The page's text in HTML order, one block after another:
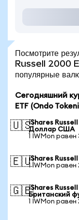
Посмотрите
Russell 2000
популярные
Сегодняшний
ETF (Ondo
🇺🇸iShares
Доллар США
1 IWMon
🇪🇺iShares
1 IWMon
🇬🇧iShares
Британский
1 IWMon равен